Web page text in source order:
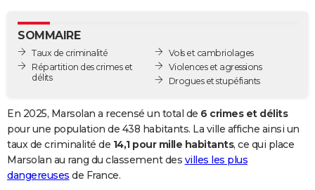
GUIDES D'ACHAT
BONS PLANS
Carte de Noël
Carte Bonne année
Carte Saint-Valentin
Carte Pâques
Carte d'anniversaire
DICTIONNAIRE
Dictionnaire
Biographies
Citations
Expressions
Proverbes
PROGRAMME TV
SOMMAIRE
Taux de criminalité
Répartition des crimes et
délits
Vols et cambriolages
Violences et agressions
Drogues et stupéfiants
En 2025, Marsolan a recensé un total de 6 crimes et délits
pour une population de 438 habitants. La ville affiche ainsi un
taux de criminalité de 14,1 pour mille habitants, ce qui place
Marsolan au rang du classement des villes les plus
dangereuses de France.